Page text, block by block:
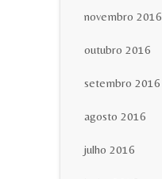
novembro 2016
outubro 2016
setembro 2016
agosto 2016
julho 2016